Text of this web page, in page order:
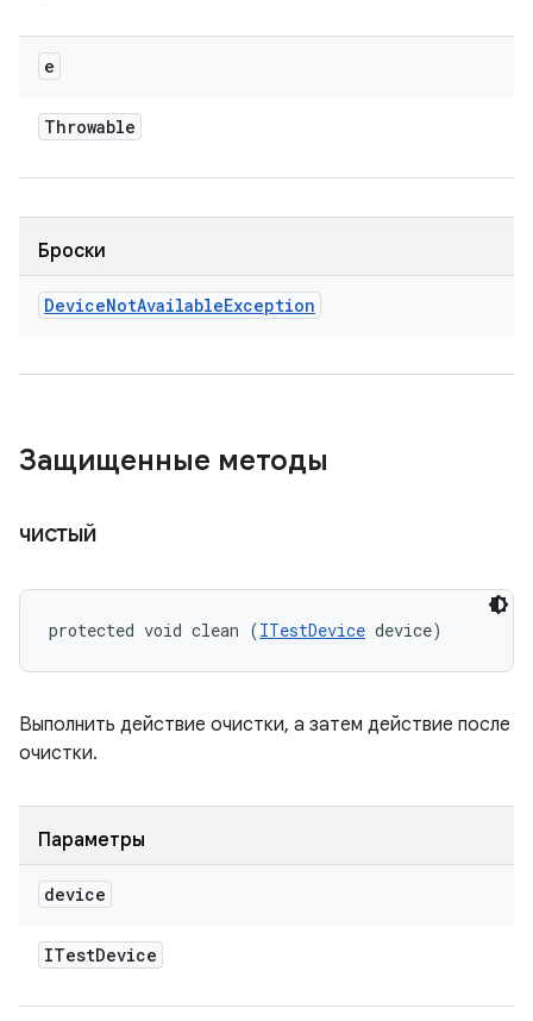
e
Throwable
Броски
DeviceNotAvailableException
Защищенные методы
чистый
protected void clean (ITestDevice device)
Выполнить действие очистки, а затем действие после
очистки.
Параметры
device
ITestDevice